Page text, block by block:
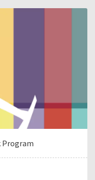
Program